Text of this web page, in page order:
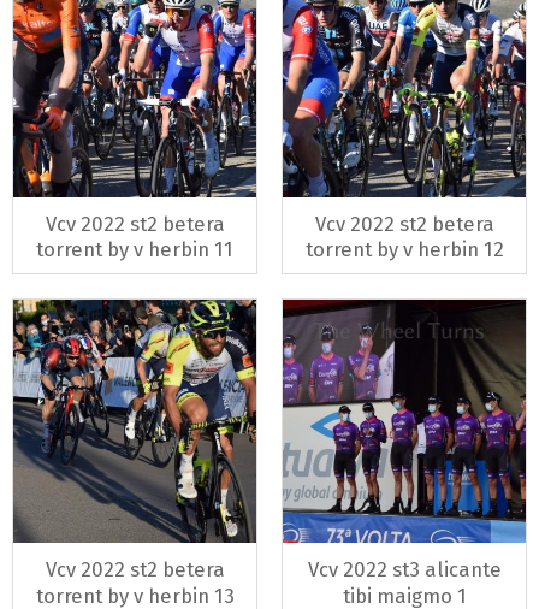
Vcv 2022 st2 betera
torrent by v herbin 11
Vcv 2022 st2 betera
torrent by v herbin 12
Vcv 2022 st2 betera
torrent by v herbin 13
Vcv 2022 st3 alicante
tibi maigmo 1